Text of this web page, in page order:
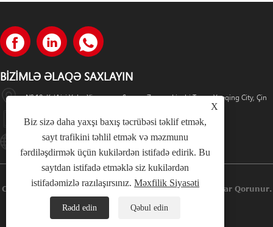
BIZIMLƏ ƏLAQƏ SAXLAYIN
№ 19, Ke'Aisi Yolu, Xiangyang Sənaye Zonası, Liushi Town, Yueqing City, Çin
+86-18057712366 +86-18606632017
Lugaoteam@lugaoelectric.com
Copyright © 2023 Lugao Power Co.,Ltd. Bütün Hüquqlar Qorunur.
Links Sitemap XML Məxfilik Siyasəti
X
Biz sizə daha yaxşı baxış təcrübəsi təklif etmək,
sayt trafikini təhlil etmək və məzmunu
fərdiləşdirmək üçün kukilərdən istifadə edirik. Bu
saytdan istifadə etməklə siz kukilərdən
istifadəmizlə razılaşırsınız.Məxfilik Siyasəti
Rədd edin Qəbul edin